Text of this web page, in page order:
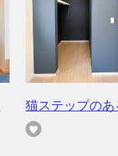
猫ステップのあ